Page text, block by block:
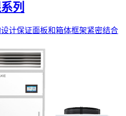
列
计保证面板和箱体框架紧密结合